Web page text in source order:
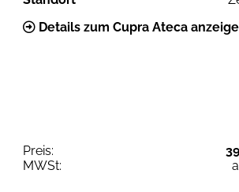
Details zum Cupra Ateca
Preis:
MWSt: